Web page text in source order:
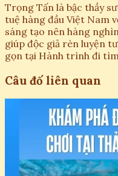
Trọng Tấn là bậc thầy
tuệ hàng đầu Việt Nam
sáng tạo nên hàng
giúp độc giả rèn luyện
gọn tại Hành trình đi
Câu đố liên quan